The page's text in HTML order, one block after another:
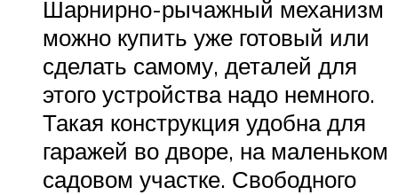
Шарнирно-рычажный механизм
можно купить уже готовый или
сделать самому, деталей для
этого устройства надо немного.
Такая конструкция удобна для
гаражей во дворе, на маленьком
садовом участке. Свободного